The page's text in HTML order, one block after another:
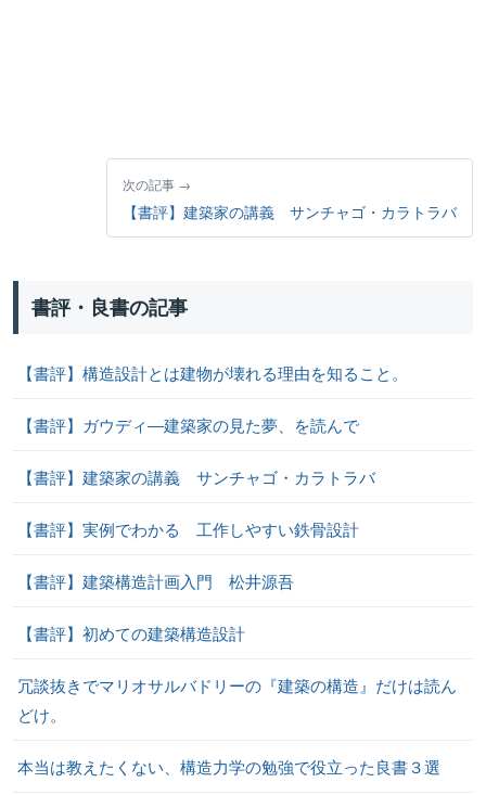
次の記事
【書評】建築家の講義 サンチャゴ・カラトラバ
書評・良書の記事
【書評】構造設計とは建物が壊れる理由を知ること。
【書評】ガウディ―建築家の見た夢、を読んで
【書評】建築家の講義 サンチャゴ・カラトラバ
【書評】実例でわかる 工作しやすい鉄骨設計
【書評】建築構造計画入門 松井源吾
【書評】初めての建築構造設計
冗談抜きでマリオサルバドリーの『建築の構造』だけは読ん
どけ。
本当は教えたくない、構造力学の勉強で役立った良書３選